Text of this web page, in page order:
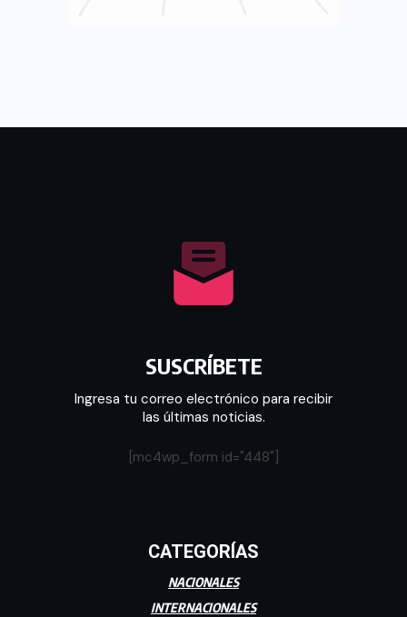
SUSCRÍBETE
Ingresa tu correo electrónico para recibir
las últimas noticias.
[mc4wp_form id="448"]
CATEGORÍAS
NACIONALES
INTERNACIONALES